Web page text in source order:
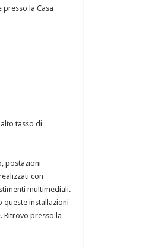
la Casa
tasso di
postazioni
con
multimediali.
queste installazioni
Ritrovo presso la